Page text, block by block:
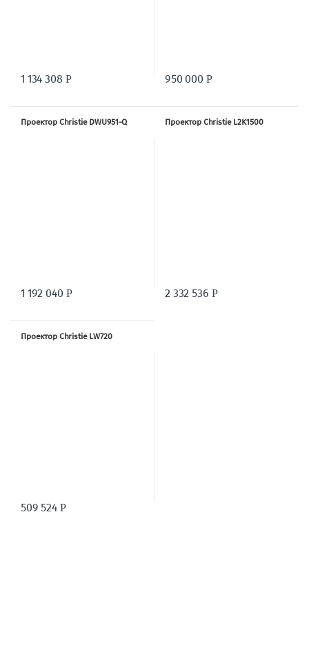
1 134 308 Р 950 000 Р
Проектор Christie DWU951-Q
1 192 040 Р
Проектор Christie L2K1500
2 332 536 Р
Проектор Christie LW720
509 524 Р